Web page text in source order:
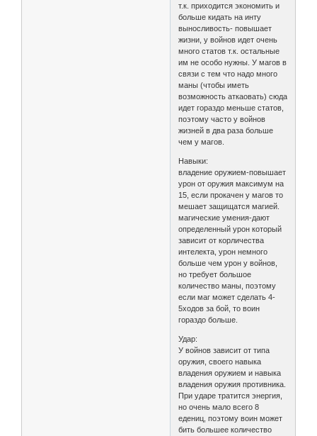
т.к. приходится экономить и
больше кидать на инту
выносливость- повышает
жизни, у войнов идет очень
много статов т.к. остальные
им не особо нужны. У магов в
связи с тем что надо много
маны (чтобы иметь
возможность аткаовать) сюда
идет гораздо меньше статов,
поэтому часто у войнов
жизней в два раза больше
чем у магов.
Навыки:
владение оружием-повышает
урон от оружия максимум на
15, если прокачен у магов то
мешает защищатся магией.
магические умения-дают
определенный урон который
зависит от корличества
интелекта, урон немного
больше чем урон у войнов,
но требует большое
количество маны, поэтому
если маг может сделать 4-
5ходов за бой, то воин
гораздо больше.
Удар:
У войнов зависит от типа
оружия, своего навыка
владения оружием и навыка
владения оружия противника.
При ударе тратится энергия,
но очень мало всего 8
едениц, поэтому воин может
бить большее количество